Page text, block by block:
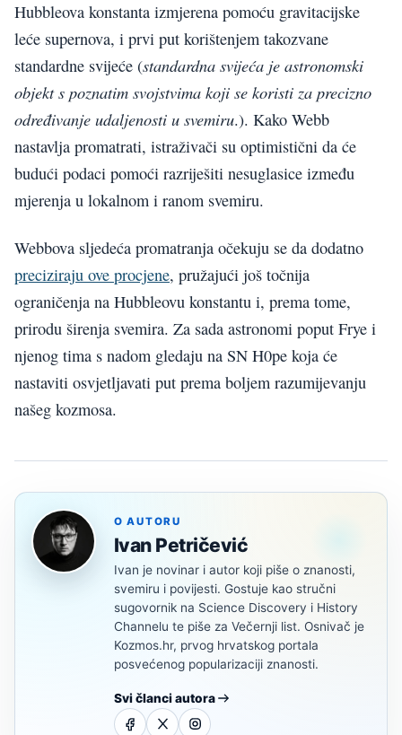
Hubbleova konstanta izmjerena pomoću gravitacijske
leće supernova, i prvi put korištenjem takozvane
standardne svijeće (standardna svijeća je astronomski
objekt s poznatim svojstvima koji se koristi za precizno
određivanje udaljenosti u svemiru.). Kako Webb
nastavlja promatrati, istraživači su optimistični da će
budući podaci pomoći razriješiti nesuglasice između
mjerenja u lokalnom i ranom svemiru.
Webbova sljedeća promatranja očekuju se da dodatno
preciziraju ove procjene, pružajući još točnija
ograničenja na Hubbleovu konstantu i, prema tome,
prirodu širenja svemira. Za sada astronomi poput Frye i
njenog tima s nadom gledaju na SN H0pe koja će
nastaviti osvjetljavati put prema boljem razumijevanju
našeg kozmosa.
O AUTORU
Ivan Petričević
Ivan je novinar i autor koji piše o znanosti,
svemiru i povijesti. Gostuje kao stručni
sugovornik na Science Discovery i History
Channelu te piše za Večernji list. Osnivač je
Kozmos.hr, prvog hrvatskog portala
posvećenog popularizaciji znanosti.
Svi članci autora